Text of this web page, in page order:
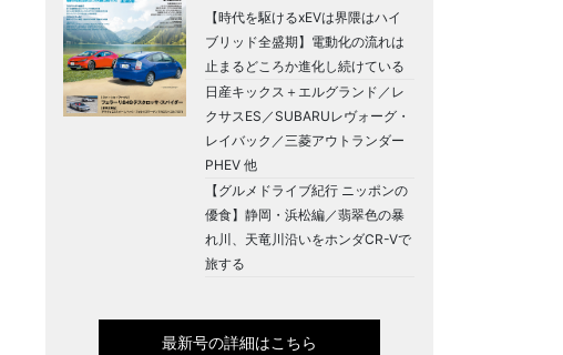
【時代を駆けるxEVは界隈はハイ
ブリッド全盛期】電動化の流れは
止まるどころか進化し続けている
日産キックス＋エルグランド／レ
クサスES／SUBARUレヴォーグ・
レイバック／三菱アウトランダー
PHEV 他
【グルメドライブ紀行 ニッポンの
優食】静岡・浜松編／翡翠色の暴
れ川、天竜川沿いをホンダCR-Vで
旅する
最新号の詳細はこちら